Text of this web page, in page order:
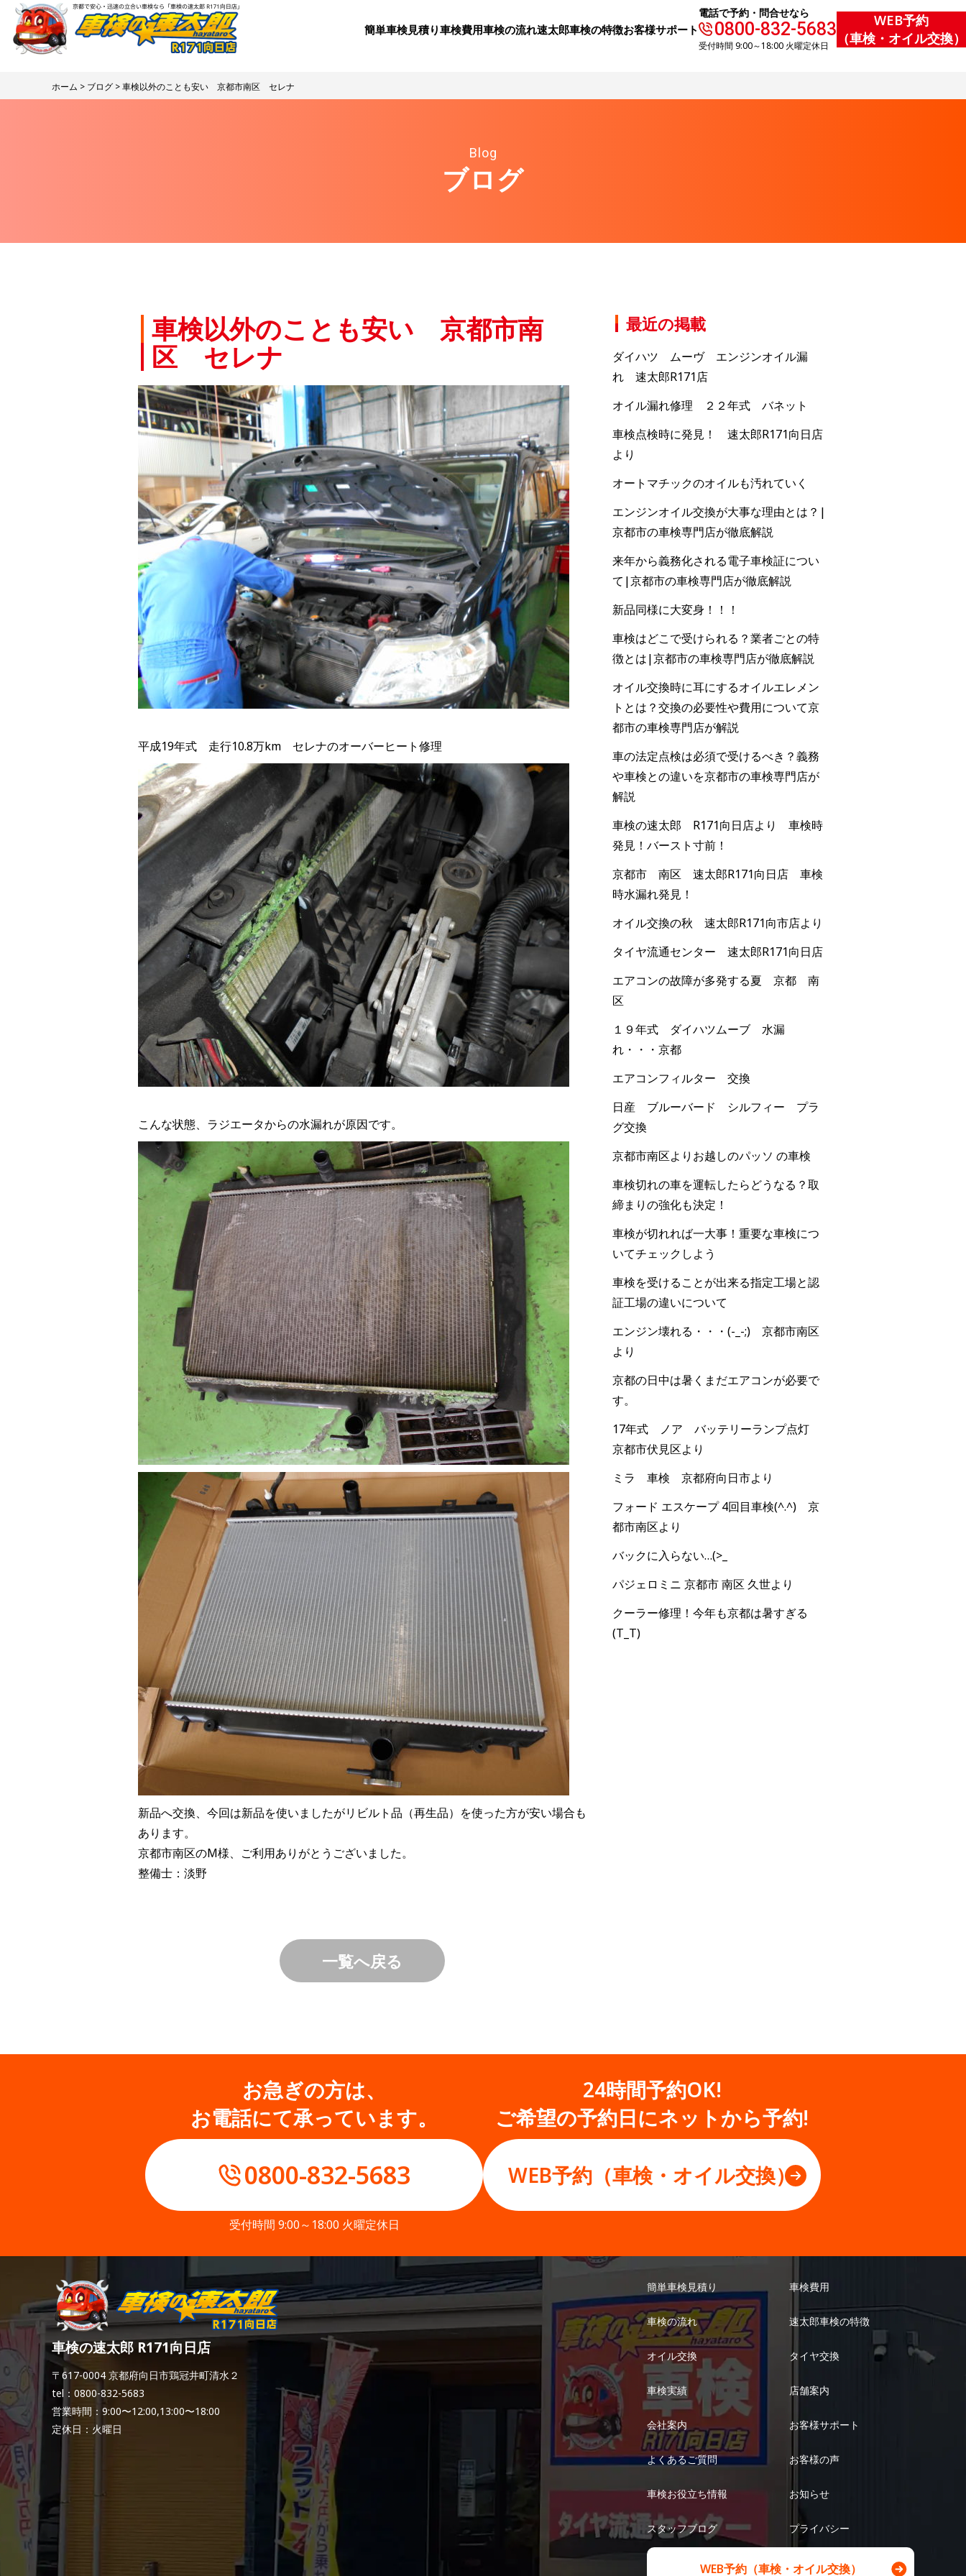
簡単車検見積り⾞検費⽤⾞検の流れ速太郎⾞検の特徴お客様サポート
電話で予約・問合せなら
0800-832-5683
受付時間 9:00～18:00 火曜定休日
WEB予約
（車検・オイル交換）
ホーム > ブログ > 車検以外のことも安い 京都市南区 セレナ
Blog
ブログ
車検以外のことも安い 京都市南
区 セレナ
平成19年式 走行10.8万km セレナのオーバーヒート修理
こんな状態、ラジエータからの水漏れが原因です。
新品へ交換、今回は新品を使いましたがリビルト品（再生品）を使った方が安い場合も
あります。
京都市南区のM様、ご利用ありがとうございました。
整備士：淡野
一覧へ戻る
最近の掲載
ダイハツ ムーヴ エンジンオイル漏
れ 速太郎R171店
オイル漏れ修理 ２２年式 バネット
車検点検時に発見！ 速太郎R171向日店
より
オートマチックのオイルも汚れていく
エンジンオイル交換が大事な理由とは？|
京都市の車検専門店が徹底解説
来年から義務化される電子車検証につい
て|京都市の車検専門店が徹底解説
新品同様に大変身！！！
車検はどこで受けられる？業者ごとの特
徴とは|京都市の車検専門店が徹底解説
オイル交換時に耳にするオイルエレメン
トとは？交換の必要性や費用について京
都市の車検専門店が解説
車の法定点検は必須で受けるべき？義務
や車検との違いを京都市の車検専門店が
解説
車検の速太郎 R171向日店より 車検時
発見！バースト寸前！
京都市 南区 速太郎R171向日店 車検
時水漏れ発見！
オイル交換の秋 速太郎R171向市店より
タイヤ流通センター 速太郎R171向日店
エアコンの故障が多発する夏 京都 南
区
１９年式 ダイハツムーブ 水漏
れ・・・京都
エアコンフィルター 交換
日産 ブルーバード シルフィー プラ
グ交換
京都市南区よりお越しのパッソ の車検
車検切れの車を運転したらどうなる？取
締まりの強化も決定！
車検が切れれば一大事！重要な車検につ
いてチェックしよう
車検を受けることが出来る指定工場と認
証工場の違いについて
エンジン壊れる・・・(-_-;) 京都市南区
より
京都の日中は暑くまだエアコンが必要で
す。
17年式 ノア バッテリーランプ点灯
京都市伏見区より
ミラ 車検 京都府向日市より
フォード エスケープ 4回目車検(^.^) 京
都市南区より
バックに入らない…(>_
パジェロミニ 京都市 南区 久世より
クーラー修理！今年も京都は暑すぎる
(T_T)
お急ぎの方は、
お電話にて承っています。
0800-832-5683
受付時間 9:00～18:00 火曜定休日
24時間予約OK!
ご希望の予約日にネットから予約!
WEB予約（車検・オイル交換）
車検の速太郎 R171向日店
〒617-0004 京都府向日市鶏冠井町清水２
tel：0800-832-5683
営業時間：9:00〜12:00,13:00〜18:00
定休日：火曜日
簡単車検見積り 車検費用
車検の流れ 速太郎車検の特徴
オイル交換 タイヤ交換
車検実績 店舗案内
会社案内 お客様サポート
よくあるご質問 お客様の声
車検お役立ち情報 お知らせ
スタッフブログ プライバシー
WEB予約（車検・オイル交換）